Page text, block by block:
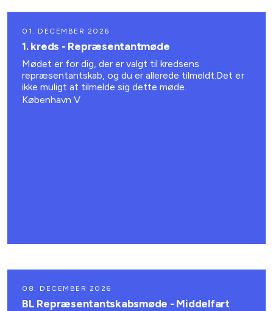
01. DECEMBER 2026
1. kreds - Repræsentantmøde
Mødet er for dig, der er valgt til kredsens
repræsentantskab, og du er allerede tilmeldt.Det er
ikke muligt at tilmelde sig dette møde.
København V
08. DECEMBER 2026
BL Repræsentantskabsmøde - Middelfart